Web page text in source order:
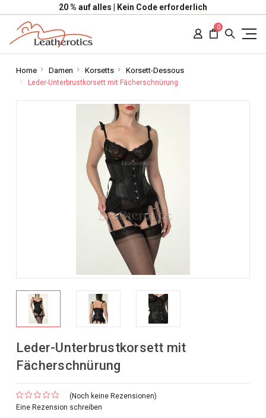
20 % auf alles | Kein Code erforderlich
0
Home Damen Korsetts Korsett-Dessous
Leder-Unterbrustkorsett mit Fächerschnürung
Leder-Unterbrustkorsett mit
Fächerschnürung
(Noch keine Rezensionen)
Eine Rezension schreiben